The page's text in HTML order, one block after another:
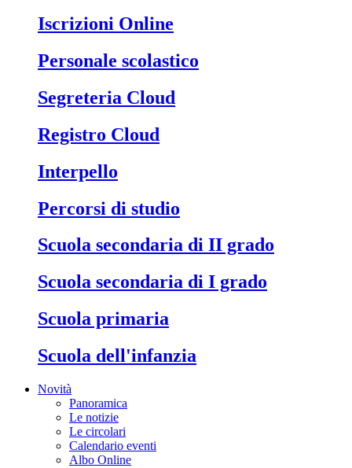
Iscrizioni Online
Personale scolastico
Segreteria Cloud
Registro Cloud
Interpello
Percorsi di studio
Scuola secondaria di II grado
Scuola secondaria di I grado
Scuola primaria
Scuola dell'infanzia
Novità
Panoramica
Le notizie
Le circolari
Calendario eventi
Albo Online